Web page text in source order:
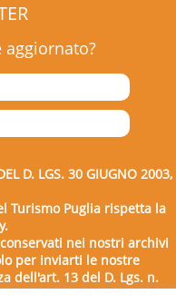
aggiornato?
D. LGS. 30 GIUGNO 2003,
Turismo Puglia rispetta la
nei nostri archivi
per inviarti le nostre
dell'art. 13 del D. Lgs. n.